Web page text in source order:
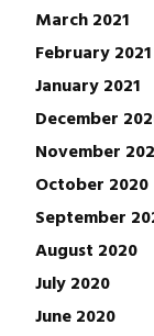
March 2021
February 2021
January 2021
December
November
October 2020
September
August 2020
July 2020
June 2020